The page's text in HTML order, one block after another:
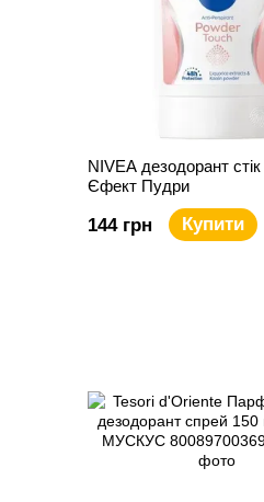
NIVEA дезодорант
Єфект Пудри
144 грн Купити